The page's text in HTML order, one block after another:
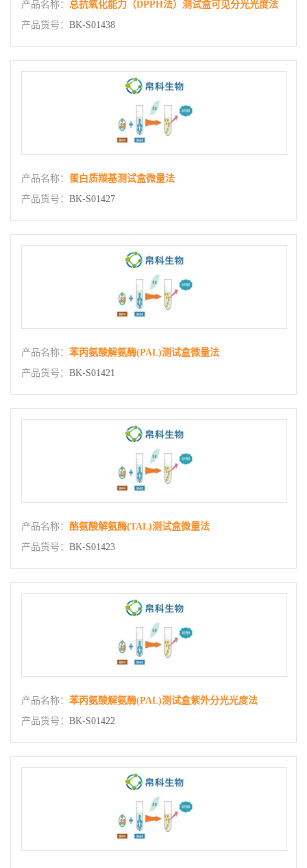
产品名称： 总抗氧化能力（DPPH法）测试盒可见分光光度法
产品货号： BK-S01438
产品名称： 蛋白质羰基测试盒微量法
产品货号： BK-S01427
产品名称： 苯丙氨酸解氨酶(PAL)测试盒微量法
产品货号： BK-S01421
产品名称： 酪氨酸解氨酶(TAL)测试盒微量法
产品货号： BK-S01423
产品名称： 苯丙氨酸解氨酶(PAL)测试盒紫外分光光度法
产品货号： BK-S01422